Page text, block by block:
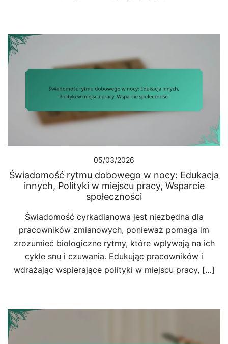
05/03/2026
Świadomość rytmu dobowego w nocy: Edukacja
innych, Polityki w miejscu pracy, Wsparcie
społeczności
Świadomość cyrkadianowa jest niezbędna dla
pracowników zmianowych, ponieważ pomaga im
zrozumieć biologiczne rytmy, które wpływają na ich
cykle snu i czuwania. Edukując pracowników i
wdrażając wspierające polityki w miejscu pracy, […]